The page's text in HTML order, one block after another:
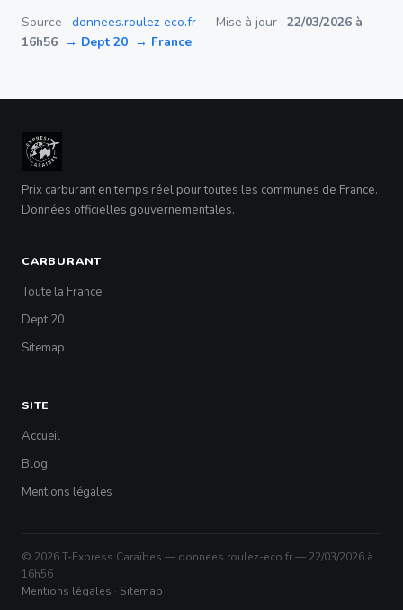
Source : donnees.roulez-eco.fr — Mise à jour : 22/03/2026 à
16h56 → Dept 20 → France
Prix carburant en temps réel pour toutes les communes de France.
Données officielles gouvernementales.
CARBURANT
Toute la France
Dept 20
Sitemap
SITE
Accueil
Blog
Mentions légales
© 2026 T-Express Caraïbes — donnees.roulez-eco.fr — 22/03/2026 à
16h56
Mentions légales · Sitemap